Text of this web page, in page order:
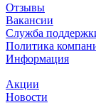
Отзывы
Вакансии
Служба
Политика
Информация
Акции
Новости